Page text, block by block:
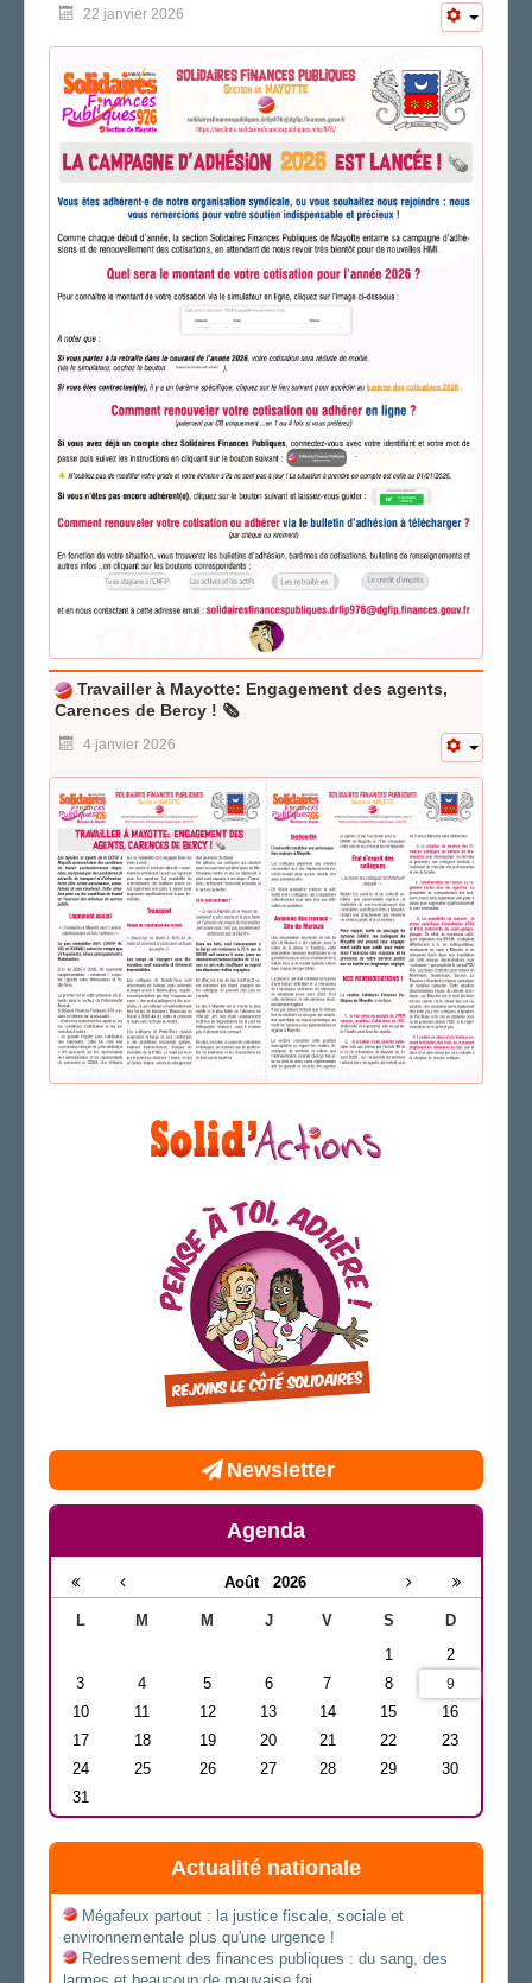
22 janvier 2026
Travailler à Mayotte: Engagement des agents,
Carences de Bercy ! 🗞
4 janvier 2026
Newsletter
Agenda
Août 2026
L M M J V S
D
1
2
3
4 5 6 7 8 9
10 11 12 13 14 15
16
17
18 19 20 21 22
23
24
25 26 27 28 29
30
31
Actualité nationale
Mégafeux partout : la justice fiscale, sociale et
environnementale plus qu'une urgence !
Redressement des finances publiques : du sang, des